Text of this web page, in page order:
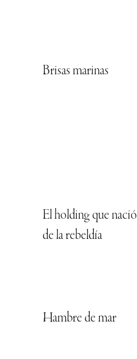
Brisas marinas
El holding que nació
de la rebeldía
Hambre de mar